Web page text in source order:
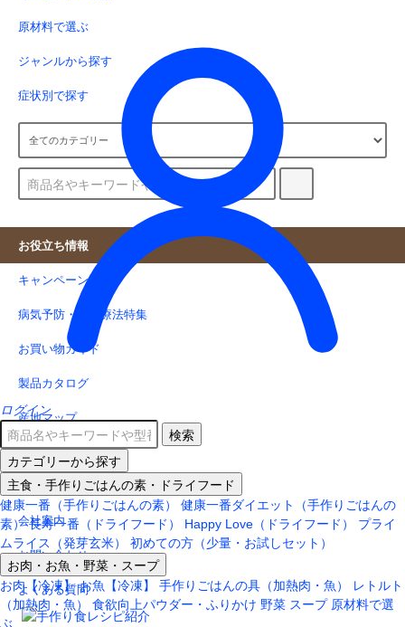
ログイン
検索
カテゴリーから探す
主食・手作りごはんの素・ドライフード
健康一番（手作りごはんの素）
健康一番ダイエット（手作りごはんの
素） 長寿一番（ドライフード） Happy Love（ドライフード）
プライ
ムライス（発芽玄米）
初めての方（少量・お試しセット）
お肉・お魚・野菜・スープ
お肉【冷凍】 お魚【冷凍】 手作りごはんの具（加熱肉・魚）
レトルト
（加熱肉・魚）
食欲向上パウダー・ふりかけ 野菜 スープ 原材料で選
ぶ
原材料で選ぶ
ジャンルから探す
症状別で探す
お役立ち情報
キャンペーン情報
病気予防・食事療法特集
お買い物ガイド
製品カタログ
産地マップ
生産者の紹介
お客様の声
会社案内
お問い合わせ
よくある質問